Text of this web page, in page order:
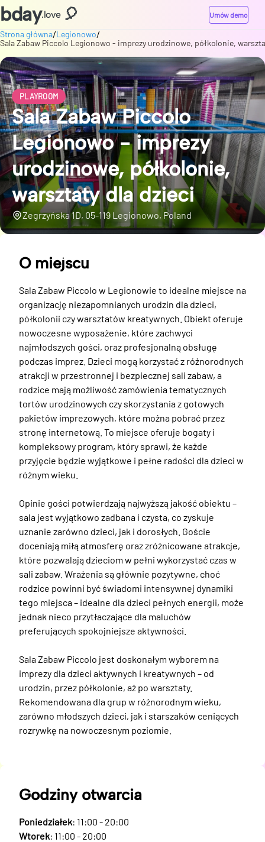
bday.love 🎈 Umów demo
Strona główna/Legionowo/
Sala Zabaw Piccolo Legionowo - imprezy urodzinowe, półkolonie,
PLAYROOM
Sala Zabaw Piccolo
Legionowo - imprezy
urodzinowe, półkolonie,
warsztaty dla dzieci
Zegrzyńska 1D, 05-119 Legionowo, Poland
O miejscu
Sala Zabaw Piccolo w Legionowie to idealne miejsce na
organizację niezapomnianych urodzin dla dzieci,
półkolonii czy warsztatów kreatywnych. Obiekt oferuje
nowoczesne wyposażenie, które zachwyci
najmłodszych gości, oraz profesjonalną obsługę
podczas imprez. Dzieci mogą korzystać z różnorodnych
atrakcji w przestronnej i bezpiecznej sali zabaw, a
rodzice mają możliwość zamówienia tematycznych
tortów urodzinowych czy skorzystania z gotowych
pakietów imprezowych, które można pobrać przez
stronę internetową. To miejsce oferuje bogaty i
kompleksowy program, który sprawi, że każde
przyjęcie będzie wyjątkowe i pełne radości dla dzieci w
różnym wieku.
Opinie gości potwierdzają najwyższą jakość obiektu –
sala jest wyjątkowo zadbana i czysta, co zyskuje
uznanie zarówno dzieci, jak i dorosłych. Goście
doceniają miłą atmosferę oraz zróżnicowane atrakcje,
które pozwalają dzieciom w pełni wykorzystać czas w
sali zabaw. Wrażenia są głównie pozytywne, choć
rodzice powinni być świadomi intensywnej dynamiki
tego miejsca – idealne dla dzieci pełnych energii, może
jednak nieco przytłaczające dla maluchów
preferujących spokojniejsze aktywności.
Sala Zabaw Piccolo jest doskonałym wyborem na
imprezy dla dzieci aktywnych i kreatywnych – od
urodzin, przez półkolonie, aż po warsztaty.
Rekomendowana dla grup w różnorodnym wieku,
zarówno młodszych dzieci, jak i starszaków ceniących
rozrywkę na nowoczesnym poziomie.
Godziny otwarcia
Poniedziałek: 11:00 - 20:00
Wtorek: 11:00 - 20:00